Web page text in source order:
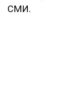
СМИ.